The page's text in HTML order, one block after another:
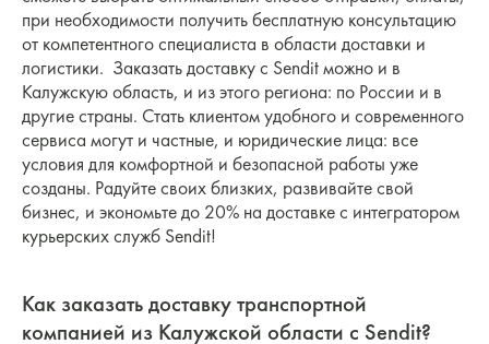
при необходимости получить бесплатную консультацию
от компетентного специалиста в области доставки и
логистики. Заказать доставку с Sendit можно и в
Калужскую область, и из этого региона: по России и в
другие страны. Стать клиентом удобного и современного
сервиса могут и частные, и юридические лица: все
условия для комфортной и безопасной работы уже
созданы. Радуйте своих близких, развивайте свой
бизнес, и экономьте до 20% на доставке с интегратором
курьерских служб Sendit!
Как заказать доставку транспортной
компанией из Калужской области с Sendit?